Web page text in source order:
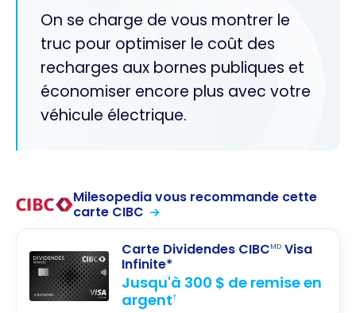
On se charge de vous montrer le
truc pour optimiser le coût des
recharges aux bornes publiques et
économiser encore plus avec votre
véhicule électrique.
Milesopedia vous recommande cette
carte CIBC
Carte Dividendes CIBCMD Visa
Infinite*
Jusqu'à 300 $ de remise en
argent†